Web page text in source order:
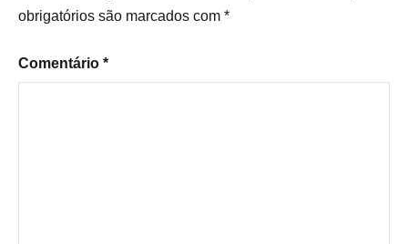
obrigatórios são marcados com *
Comentário *